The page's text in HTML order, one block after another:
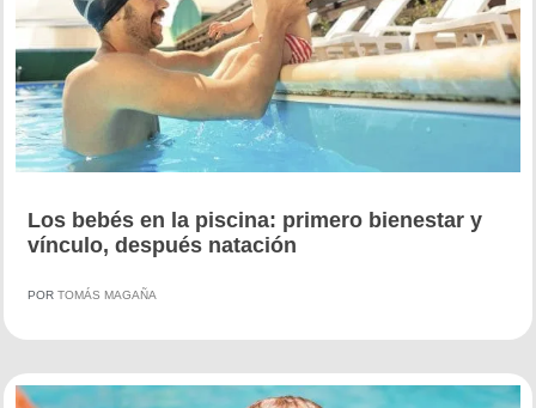
Los bebés en la piscina: primero bienestar y
vínculo, después natación
POR TOMÁS MAGAÑA